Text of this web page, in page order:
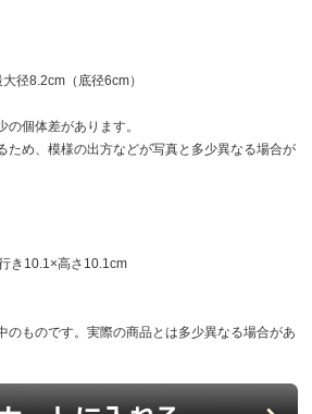
径8.2cm（底径6cm）
個体差があります。
め、模様の出方などが写真と多少異なる場合が
き10.1×高さ10.1cm
ものです。実際の商品とは多少異なる場合があ